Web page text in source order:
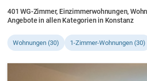
401 WG-Zimmer, Einzimmerwohnungen,
Angebote in allen Kategorien in Konstanz
Wohnungen (30) 1-Zimmer-Wohnungen (30)